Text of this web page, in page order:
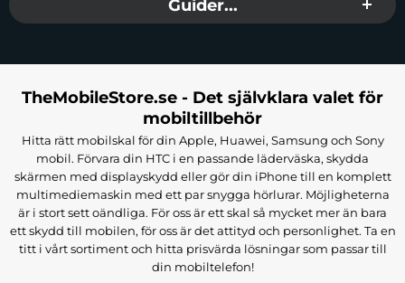
lager av silikonlim som förhindrar bildandet av luftbubblor och
individuellt för varje enhetsmodell för att säkerställa optimal
Ger säkerhet tack vare dess antibakteriella beläggning
Glas utrustat med CamSlider™-lösningen låter dig täcka
den främre kameran på din telefon
Låter dig använda vilket fodral som helst
Skyddar hela skärmytan kant till kant
MicroFracture, 100 % större glaskantstyrka
Skyddar telefonen från att spricka skärmen vid stötar
Skyddar mot repor på skärmen
Helt transparent
Säkerställer full känslighet för pekpanelen
Guider...
TheMobileStore.se - Det självklara valet för
mobiltillbehör
Hitta rätt mobilskal för din Apple, Huawei, Samsung och Sony
mobil. Förvara din HTC i en passande läderväska, skydda
skärmen med displayskydd eller gör din iPhone till en komplett
multimediemaskin med ett par snygga hörlurar. Möjligheterna
är i stort sett oändliga. För oss är ett skal så mycket mer än bara
ett skydd till mobilen, för oss är det attityd och personlighet. Ta en
titt i vårt sortiment och hitta prisvärda lösningar som passar till
din mobiltelefon!